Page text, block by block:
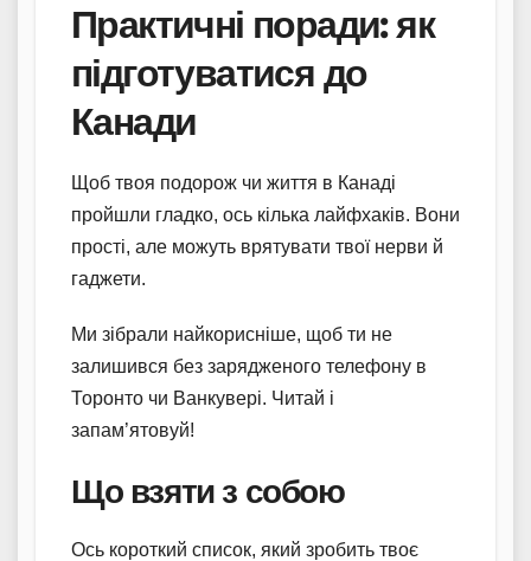
Практичні поради: як
підготуватися до
Канади
Щоб твоя подорож чи життя в Канаді
пройшли гладко, ось кілька лайфхаків. Вони
прості, але можуть врятувати твої нерви й
гаджети.
Ми зібрали найкорисніше, щоб ти не
залишився без зарядженого телефону в
Торонто чи Ванкувері. Читай і
запам’ятовуй!
Що взяти з собою
Ось короткий список, який зробить твоє